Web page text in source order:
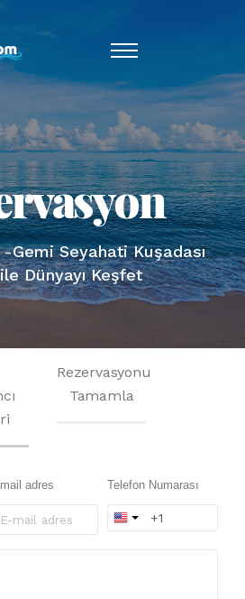
Seyahati Kuşadası
Dünyayı Keşfet
Rezervasyonu
Tamamla
adres Telefon Numarası